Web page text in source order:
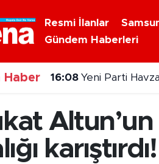
Resmi İlanlar
Gündem Haberleri
Haber 15:50 Bafra'nın dev